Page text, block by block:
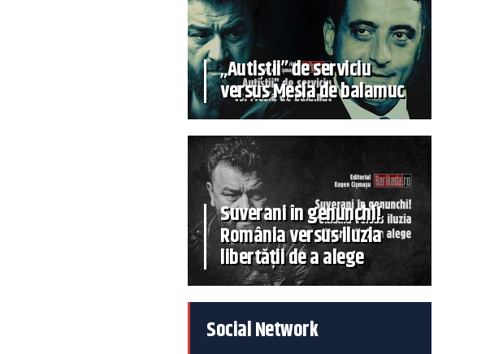
„Autiștii” de serviciu
versus Mesia de balamuc
Suverani în genunchi!
România versus iluzia
libertății de a alege
Social Network